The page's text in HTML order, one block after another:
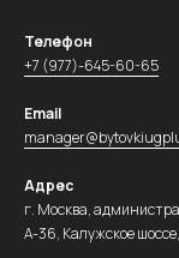
Телефон
+7 (977)-645-60-65
Email
Адрес
г. Москва,
А-36, Калужское